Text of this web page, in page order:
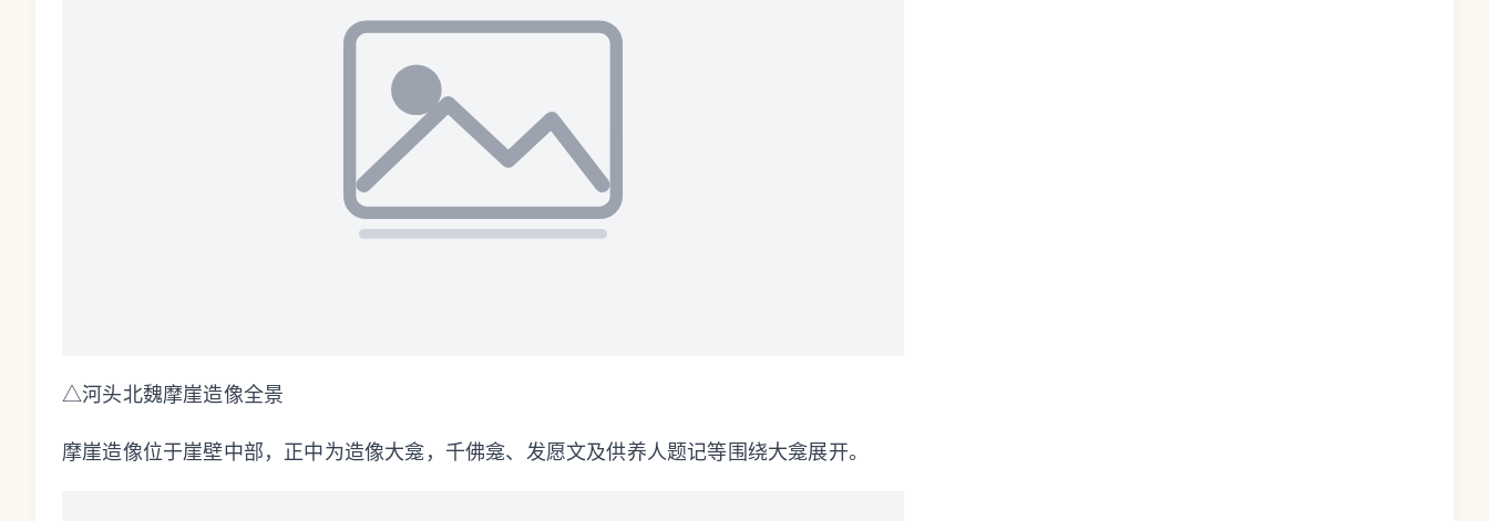
△河头北魏摩崖造像全景
摩崖造像位于崖壁中部，正中为造像大龛，千佛龛、发愿文及供养人题记等围绕大龛展开。